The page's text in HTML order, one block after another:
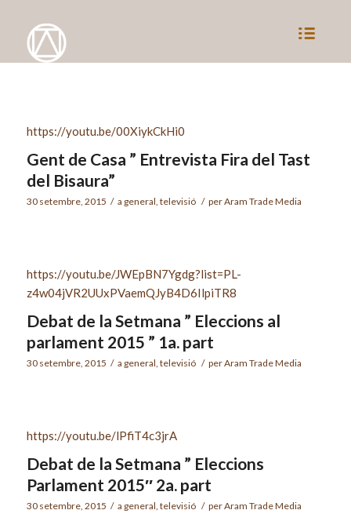
https://youtu.be/00XiykCkHi0
Gent de Casa ” Entrevista Fira del Tast
del Bisaura”
30 setembre, 2015 / a general, televisió / perAram Trade Media
https://youtu.be/JWEpBN7Ygdg?list=PL-
z4w04jVR2UUxPVaemQJyB4D6IlpiTR8
Debat de la Setmana ” Eleccions al
parlament 2015 ” 1a. part
30 setembre, 2015 / a general, televisió / perAram Trade Media
https://youtu.be/lPfiT4c3jrA
Debat de la Setmana ” Eleccions
Parlament 2015″ 2a. part
30 setembre, 2015 / a general, televisió / perAram Trade Media